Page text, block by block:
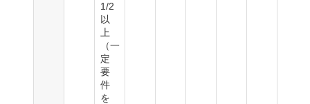
1/2
以
上
（一
定
要
件
を